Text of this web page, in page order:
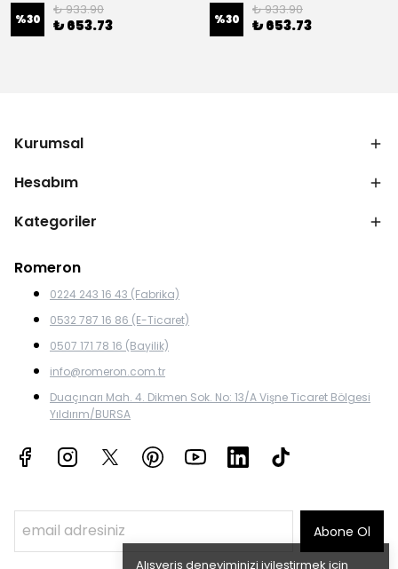
Alışveriş deneyiminizi iyileştirmek için
%30
₺ 933.90
₺ 653.73 %30
₺ 933.90
₺ 653.73
Kurumsal
Hesabım
Kategoriler
Romeron
0224 243 16 43 (Fabrika)
0532 787 16 86 (E-Ticaret)
0507 171 78 16 (Bayilik)
info@romeron.com.tr
Duaçınarı Mah. 4. Dikmen Sok. No: 13/A Vişne Ticaret Bölgesi
Yıldırım/BURSA
Abone Ol